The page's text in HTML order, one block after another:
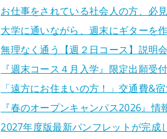
お仕事をされている社会人の方、必見
大学に通いながら、週末にギターを
無理なく通う【週２日コース】説明
『週末コース４月入学』限定出願受
「遠方にお住まいの方！」交通費&
『春のオープンキャンパス2026』情
2027年度版最新パンフレットが完成